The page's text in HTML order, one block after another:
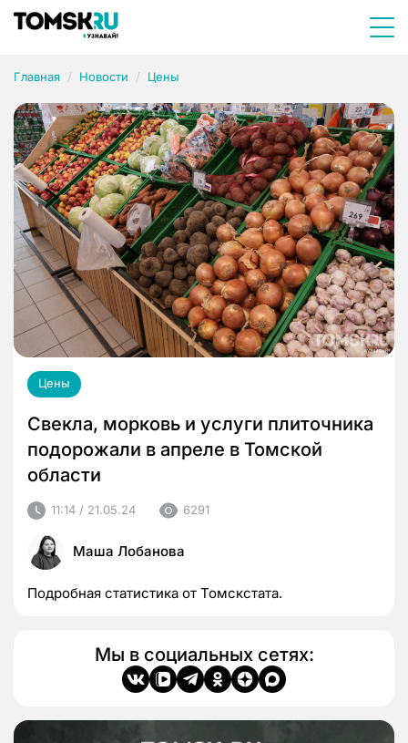
Главная Новости Цены
Цены
Свекла, морковь и услуги плиточника
подорожали в апреле в Томской
области
11:14 / 21.05.24 6291
Маша Лобанова
Подробная статистика от Томскстата.
Мы в социальных сетях: